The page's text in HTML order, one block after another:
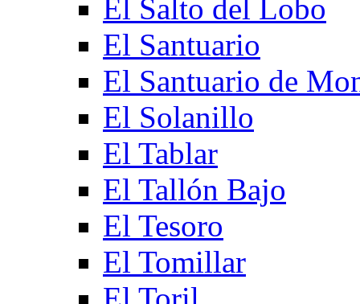
El Salto del Lobo
El Santuario
El Santuario de
El Solanillo
El Tablar
El Tallón Bajo
El Tesoro
El Tomillar